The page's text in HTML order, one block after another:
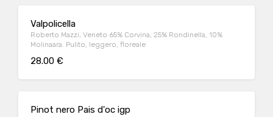
Valpolicella
Roberto Mazzi, Veneto 65% Corvina, 25% Rondinella, 10%
Molinaara. Pulito, leggero, floreale
28.00 €
Pinot nero Pais d'oc igp